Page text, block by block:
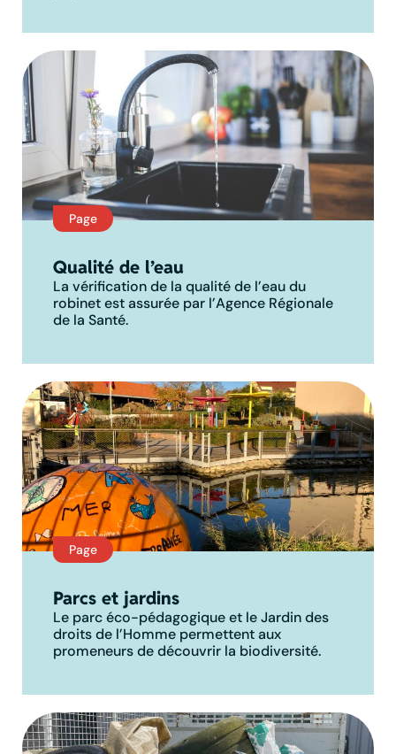
Page
Qualité de l’eau
La vérification de la qualité de l’eau du
robinet est assurée par l’Agence Régionale
de la Santé.
Page
Parcs et jardins
Le parc éco-pédagogique et le Jardin des
droits de l’Homme permettent aux
promeneurs de découvrir la biodiversité.